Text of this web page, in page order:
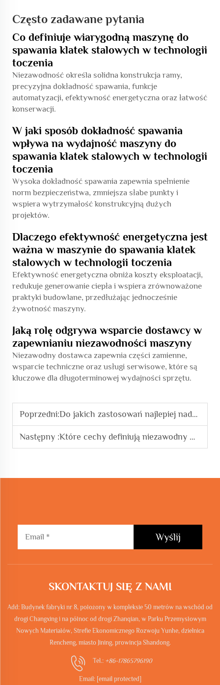
Często zadawane pytania
Co definiuje wiarygodną maszynę do
spawania klatek stalowych w technologii
toczenia
Niezawodność określa solidna konstrukcja ramy,
precyzyjna dokładność spawania, funkcje
automatyzacji, efektywność energetyczna oraz łatwość
konserwacji.
W jaki sposób dokładność spawania
wpływa na wydajność maszyny do
spawania klatek stalowych w technologii
toczenia
Wysoka dokładność spawania zapewnia spełnienie
norm bezpieczeństwa, zmniejsza słabe punkty i
wspiera wytrzymałość konstrukcyjną dużych
projektów.
Dlaczego efektywność energetyczna jest
ważna w maszynie do spawania klatek
stalowych w technologii toczenia
Efektywność energetyczna obniża koszty eksploatacji,
redukuje generowanie ciepła i wspiera zrównoważone
praktyki budowlane, przedłużając jednocześnie
żywotność maszyny.
Jaką rolę odgrywa wsparcie dostawcy w
zapewnianiu niezawodności maszyny
Niezawodny dostawca zapewnia części zamienne,
wsparcie techniczne oraz usługi serwisowe, które są
kluczowe dla długoterminowej wydajności sprzętu.
Poprzedni:Do jakich zastosowań najlepiej nadaje się maszyna do spawania klatek stalowych w procesie toczenia
Następny :Które cechy definiują niezawodny maszynowy giętarkę dużych rozmiarów
Wyślij
SKONTAKTUJ SIĘ Z NAMI
Add: Budynek fabryki nr 8, położony w kompleksie 50 metrów na wschód od
drogi Changxing i na północ od drogi Zhanqian, w Parku Przemysłowym
Nowych Materiałów, Strefie Ekonomicznego Rozwoju Yunhe, dzielnica
Rencheng, miasto Jining, prowincja Shandong.
Tel.: +86-17865796190
Email: [email protected]